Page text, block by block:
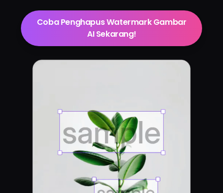
Coba Penghapus Watermark Gambar
AI Sekarang!